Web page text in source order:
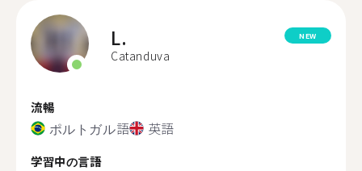
L.
Catanduva
NEW
流暢
ポルトガル語 英語
学習中の言語